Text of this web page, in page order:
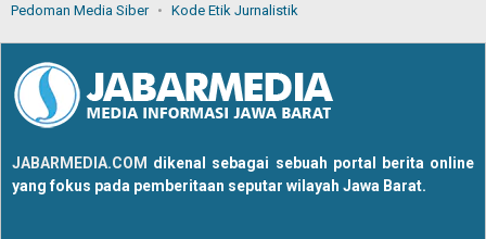
Pedoman Media Siber
Kode Etik Jurnalistik
JABARMEDIA.COM dikenal sebagai sebuah portal berita online
yang fokus pada pemberitaan seputar wilayah Jawa Barat.